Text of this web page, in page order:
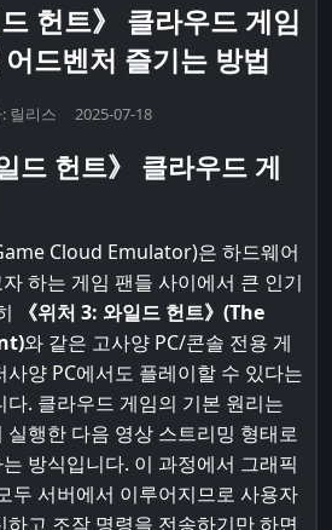
헌트》 클라우드 게임
드벤처 즐기는 방법
: 릴리스 2025-07-18
드 헌트》 클라우드 게
Cloud Emulator)은 하드웨어
하는 게임 팬들 사이에서 큰 인기
《위처 3: 와일드 헌트》(The
와 같은 고사양 PC/콘솔 전용 게
양 PC에서도 플레이할 수 있다는
. 클라우드 게임의 기본 원리는
실행한 다음 영상 스트리밍 형태로
방식입니다. 이 과정에서 그래픽
두 서버에서 이루어지므로 사용자
고 조작 명령을 전송하기만 하면